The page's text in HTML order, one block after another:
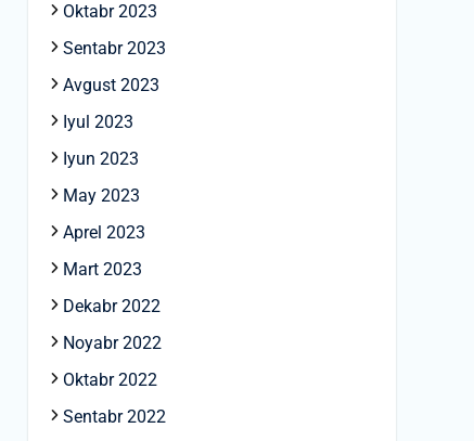
Oktabr 2023
Sentabr 2023
Avgust 2023
Iyul 2023
Iyun 2023
May 2023
Aprel 2023
Mart 2023
Dekabr 2022
Noyabr 2022
Oktabr 2022
Sentabr 2022